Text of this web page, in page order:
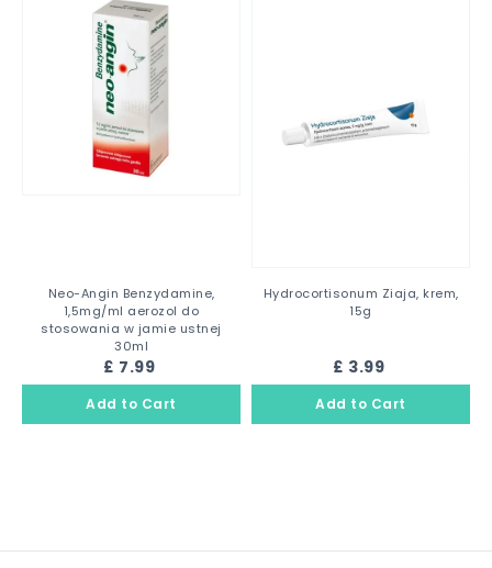
Neo-Angin Benzydamine,
1,5mg/ml aerozol do
stosowania w jamie ustnej
30ml
£ 7.99
Hydrocortisonum Ziaja, krem,
15g
£ 3.99